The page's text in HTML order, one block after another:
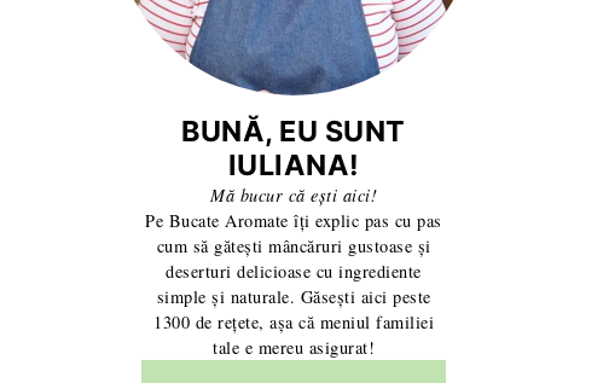
BUNĂ, EU SUNT
IULIANA!
Mă bucur că ești aici!
Pe Bucate Aromate îți explic pas cu pas
cum să gătești mâncăruri gustoase și
deserturi delicioase cu ingrediente
simple și naturale. Găsești aici peste
1300 de rețete, așa că meniul familiei
tale e mereu asigurat!